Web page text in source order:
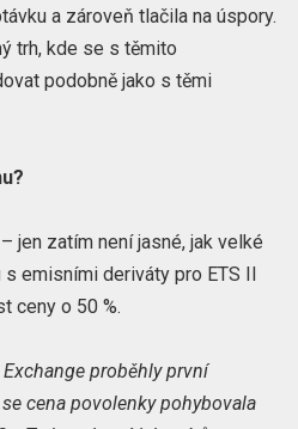
a zároveň tlačila na úspory.
trh, kde se s těmito
podobně jako s těmi
jen zatím není jasné, jak velké
emisními deriváty pro ETS II
ceny o 50 %.
proběhly první
cena povolenky pohybovala